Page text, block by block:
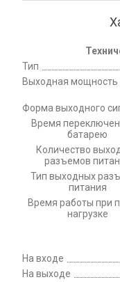
Тип
Выходная мощность
Форма выходного
Время
батарею
Количество
разъемов
Тип выходных
питания
Время работы при
нагрузке
На входе
На выходе